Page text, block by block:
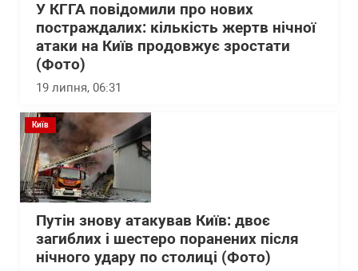
У КГГА повідомили про нових
постраждалих: кількість жертв нічної
атаки на Київ продовжує зростати
(Фото)
19 липня, 06:31
Київ
Путін знову атакував Київ: двоє
загиблих і шестеро поранених після
нічного удару по столиці (Фото)